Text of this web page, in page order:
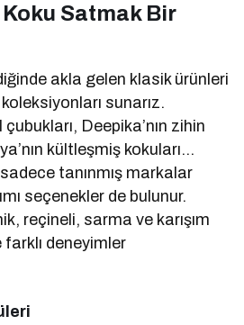
Koku Satmak Bir
akla gelen klasik ürünleri
sunarız.
Deepika’nın zihin
kültleşmiş kokuları…
tanınmış markalar
seçenekler de bulunur.
reçineli, sarma ve karışım
deneyimler